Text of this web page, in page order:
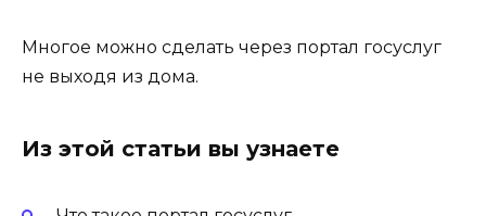
Многое можно сделать через портал госуслуг
не выходя из дома.
Из этой статьи вы узнаете